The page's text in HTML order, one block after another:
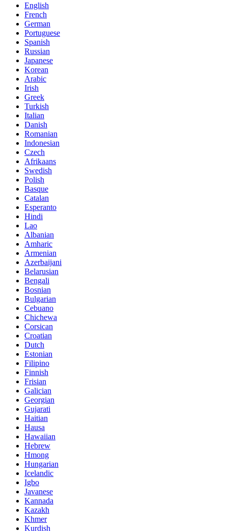
English
French
German
Portuguese
Spanish
Russian
Japanese
Korean
Arabic
Irish
Greek
Turkish
Italian
Danish
Romanian
Indonesian
Czech
Afrikaans
Swedish
Polish
Basque
Catalan
Esperanto
Hindi
Lao
Albanian
Amharic
Armenian
Azerbaijani
Belarusian
Bengali
Bosnian
Bulgarian
Cebuano
Chichewa
Corsican
Croatian
Dutch
Estonian
Filipino
Finnish
Frisian
Galician
Georgian
Gujarati
Haitian
Hausa
Hawaiian
Hebrew
Hmong
Hungarian
Icelandic
Igbo
Javanese
Kannada
Kazakh
Khmer
Kurdish